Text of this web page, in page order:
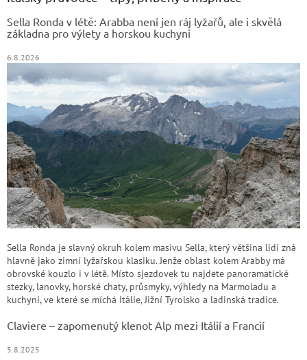
Sella Ronda v létě: Arabba není jen ráj lyžařů, ale i skvělá
základna pro výlety a horskou kuchyni
6.8.2026
Sella Ronda je slavný okruh kolem masivu Sella, který většina lidí zná
hlavně jako zimní lyžařskou klasiku. Jenže oblast kolem Arabby má
obrovské kouzlo i v létě. Místo sjezdovek tu najdete panoramatické
stezky, lanovky, horské chaty, průsmyky, výhledy na Marmoladu a
kuchyni, ve které se míchá Itálie, Jižní Tyrolsko a ladinská tradice.
Claviere – zapomenutý klenot Alp mezi Itálií a Francií
5.8.2025